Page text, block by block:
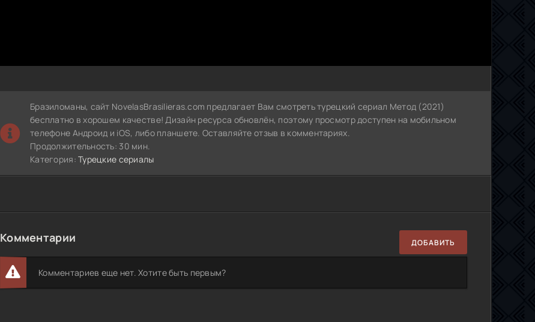
Бразиломаны, сайт NovelasBrasilieras.com предлагает Вам смотреть турецкий сериал Метод (2021)
бесплатно в хорошем качестве! Дизайн ресурса обновлён, поэтому просмотр доступен на мобильном
телефоне Андроид и iOS, либо планшете. Оставляйте отзыв в комментариях.
Продолжительность: 30 мин.
Категория:Турецкие сериалы
Комментарии ДОБАВИТЬ
Комментариев еще нет. Хотите быть первым?